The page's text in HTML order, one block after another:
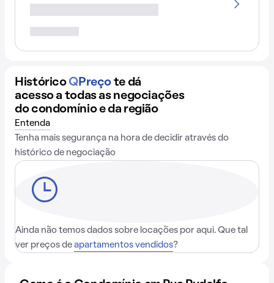
Histórico QPreço te dá
acesso a todas as negociações
do condomínio e da região
Entenda
Tenha mais segurança na hora de decidir através do
histórico de negociação
Ainda não temos dados sobre locações por aqui. Que tal
ver preços de apartamentos vendidos?